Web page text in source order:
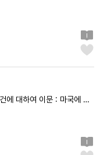
문 : 마국에 사는 트리니티 [단행본]